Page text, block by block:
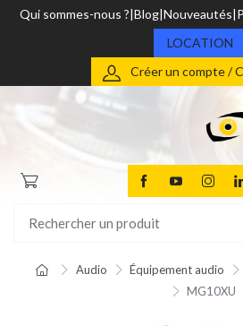
Qui sommes-nous ? Blog Nouveautés
LOCATION
Créer un compte /
Audio Équipement audio
MG10XU